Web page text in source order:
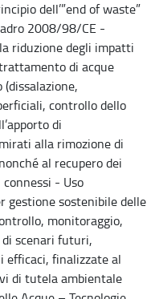
dell’”end of waste”
2008/98/CE -
riduzione degli impatti
di acque
controllo dello
di
alla rimozione di
al recupero dei
- Uso
gestione sostenibile delle
monitoraggio,
scenari futuri,
efficaci, finalizzate al
di tutela ambientale